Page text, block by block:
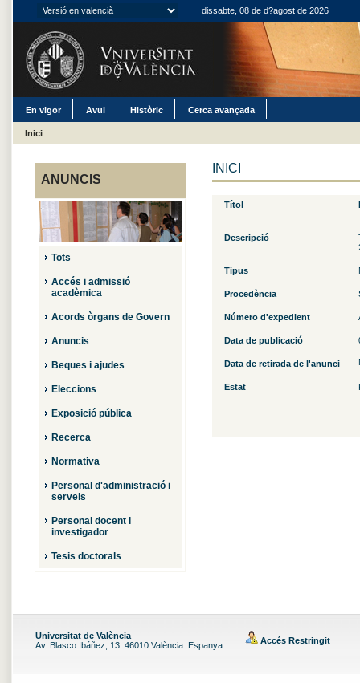
dissabte, 08 de d?agost de 2026
En vigor Avui Històric Cerca avançada
Inici
ANUNCIS
Tots
Accés i admissió
acadèmica
Acords òrgans de Govern
Anuncis
Beques i ajudes
Eleccions
Exposició pública
Recerca
Normativa
Personal d'administració i
serveis
Personal docent i
investigador
Tesis doctorals
INICI
Títol
Descripció
Tipus
Procedència
Número d'expedient
Data de publicació
Data de retirada de l'anunci
Estat
Universitat de València
Av. Blasco Ibáñez, 13. 46010 València. Espanya
Accés Restringit